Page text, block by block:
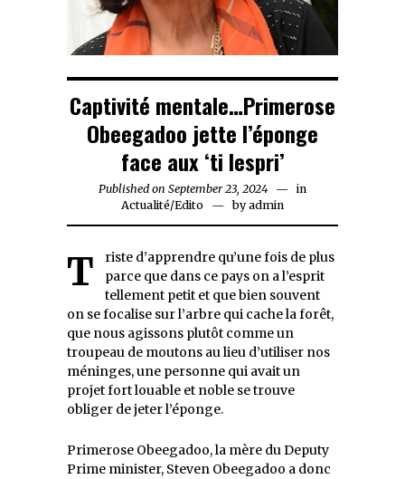
Captivité mentale…Primerose
Obeegadoo jette l’éponge
face aux ‘ti lespri’
Published on September 23, 2024 September
23,
2024
in
Actualité/Edito byadmin
Triste d’apprendre qu’une fois de plus
parce que dans ce pays on a l’esprit
tellement petit et que bien souvent
on se focalise sur l’arbre qui cache la forêt,
que nous agissons plutôt comme un
troupeau de moutons au lieu d’utiliser nos
méninges, une personne qui avait un
projet fort louable et noble se trouve
obliger de jeter l’éponge.
Primerose Obeegadoo, la mère du Deputy
Prime minister, Steven Obeegadoo a donc